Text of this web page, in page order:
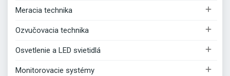
Meracia technika 
Ozvučovacia technika 
Osvetlenie a LED svietidlá 
Monitorovacie systémy 